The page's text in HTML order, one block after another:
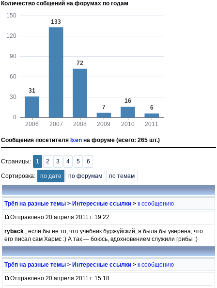
Количество собщений на форумах по годам
Сообщения посетителя Ixen на форуме (всего: 265 шт.)
Страницы: 1 2 3 4 5 6
Сортировка: по дате по форумам по темам
Трёп на разные темы > Интересные ссылки > к сообщению
Отправлено 20 апреля 2011 г. 19:22
ryback , если бы не то, что учебник буржуйский, я была бы уверена, что
его писал сам Хармс :) А так — боюсь, вдохновением служили грибы :)
Трёп на разные темы > Интересные ссылки > к сообщению
Отправлено 20 апреля 2011 г. 15:18